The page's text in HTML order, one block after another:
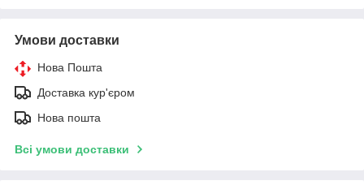
Умови доставки
Нова Пошта
Доставка кур'єром
Нова пошта
Всі умови доставки